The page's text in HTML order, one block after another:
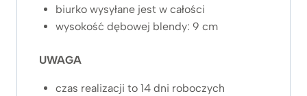
biurko wysyłane jest w całości
wysokość dębowej blendy: 9 cm
UWAGA
czas realizacji to 14 dni roboczych